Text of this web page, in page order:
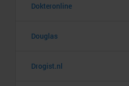
Dokteronline
Douglas
Drogist.nl